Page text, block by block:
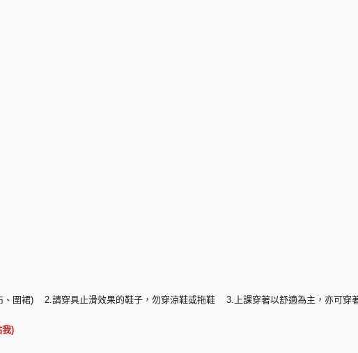
、圍裙) 2.請穿具止滑效果的鞋子，勿穿涼鞋或拖鞋 3.上課穿著以舒適為主，亦可穿
)